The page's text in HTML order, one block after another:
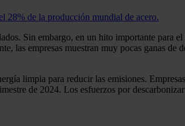
28% de la producción mundial de acero.
Sin embargo, en un hito importante para el
las empresas muestran muy pocas ganas de
limpia para reducir las emisiones.
de 2024. Los esfuerzos por